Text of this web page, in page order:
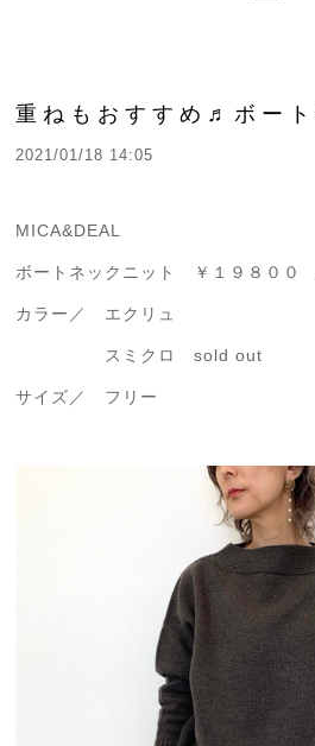
重ねもおすすめ♬ボート
2021/01/18 14:05
MICA&DEAL
ボートネックニット ￥１９８００
カラー／ エクリュ
スミクロ sold out
サイズ／ フリー